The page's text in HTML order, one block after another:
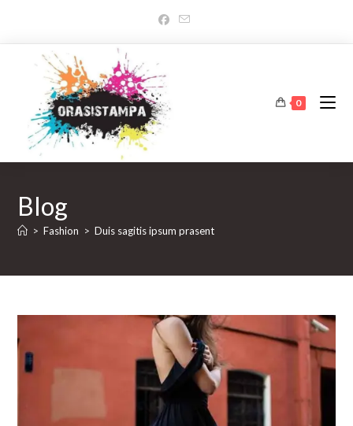
contenuto
0
Blog
> Fashion > Duis sagitis ipsum prasent